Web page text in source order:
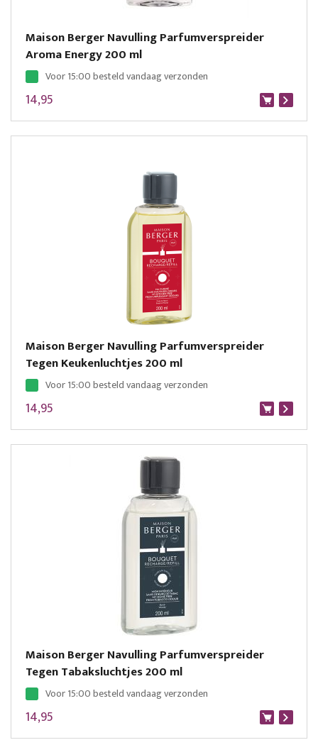
Maison Berger Navulling Parfumverspreider
Aroma Energy 200 ml
Voor 15:00 besteld vandaag verzonden
14,95
Maison Berger Navulling Parfumverspreider
Tegen Keukenluchtjes 200 ml
Voor 15:00 besteld vandaag verzonden
14,95
Maison Berger Navulling Parfumverspreider
Tegen Tabaksluchtjes 200 ml
Voor 15:00 besteld vandaag verzonden
14,95